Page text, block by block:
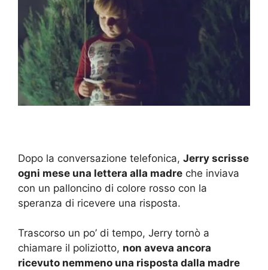
Dopo la conversazione telefonica, Jerry scrisse
ogni mese una lettera alla madre che inviava
con un palloncino di colore rosso con la
speranza di ricevere una risposta.
Trascorso un po’ di tempo, Jerry tornò a
chiamare il poliziotto, non aveva ancora
ricevuto nemmeno una risposta dalla madre